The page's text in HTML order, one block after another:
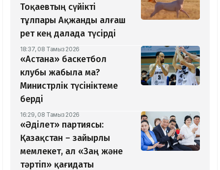
Тоқаевтың сүйікті
тұлпары Ақжанды алғаш
рет кең далада түсірді
18:37, 08 Тамыз 2026
«Астана» баскетбол
клубы жабыла ма?
Министрлік түсініктеме
берді
16:29, 08 Тамыз 2026
«Әділет» партиясы:
Қазақстан – зайырлы
мемлекет, ал «Заң және
тәртіп» қағидаты